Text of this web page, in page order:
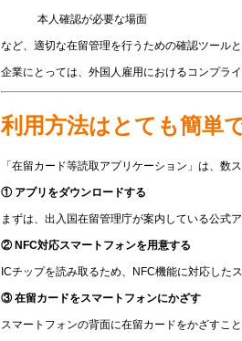
本人確認が必要な場面
など、適切な在留管理を行うための確認ツール
企業にとっては、外国人雇用におけるコンプラ
利用方法はとても簡単
「在留カード等読取アプリケーション」は、数
① アプリをダウンロードする
まずは、出入国在留管理庁が案内している公式
② NFC対応スマートフォンを用意する
ICチップを読み取るため、NFC機能に対応した
③ 在留カードをスマートフォンにかざす
スマートフォンの背面に在留カードをかざすこ